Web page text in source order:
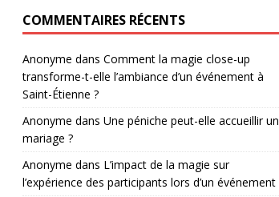
COMMENTAIRES RÉCENTS
Anonyme dans Comment la magie close-up
transforme-t-elle l’ambiance d’un événement à
Saint-Étienne ?
Anonyme dans Une péniche peut-elle accueillir un
mariage ?
Anonyme dans L’impact de la magie sur
l’expérience des participants lors d’un événement